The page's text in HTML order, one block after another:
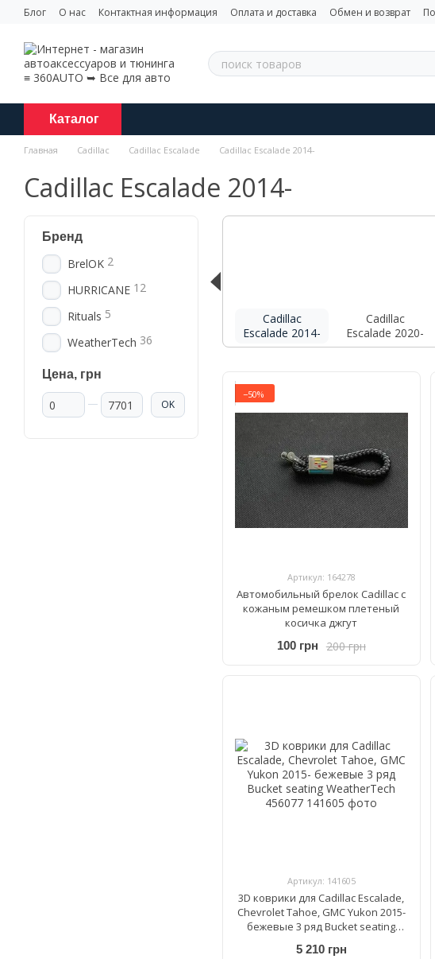
Перейти к основному контенту
Блог О нас Контактная информация Оплата и доставка Обмен и возврат
Каталог
Главная Cadillac Cadillac Escalade Cadillac Escalade 2014-
Cadillac Escalade 2014-
Cadillac
Escalade 2014-
Cadillac
Escalade 2020-
−50%
Артикул: 164278
Автомобильный брелок Cadillac с
кожаным ремешком плетеный
косичка джгут
200 грн
100 грн
Артикул: 141605
3D коврики для Cadillac Escalade,
Chevrolet Tahoe, GMC Yukon 2015-
бежевые 3 ряд Bucket seating
5 210 грн
Бренд
BrelOK 2
HURRICANE 12
Rituals 5
WeatherTech 36
Цена, грн
От Цена, грн
До Цена, грн OK